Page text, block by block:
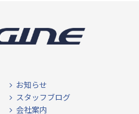
お知らせ
スタッフブログ
会社案内